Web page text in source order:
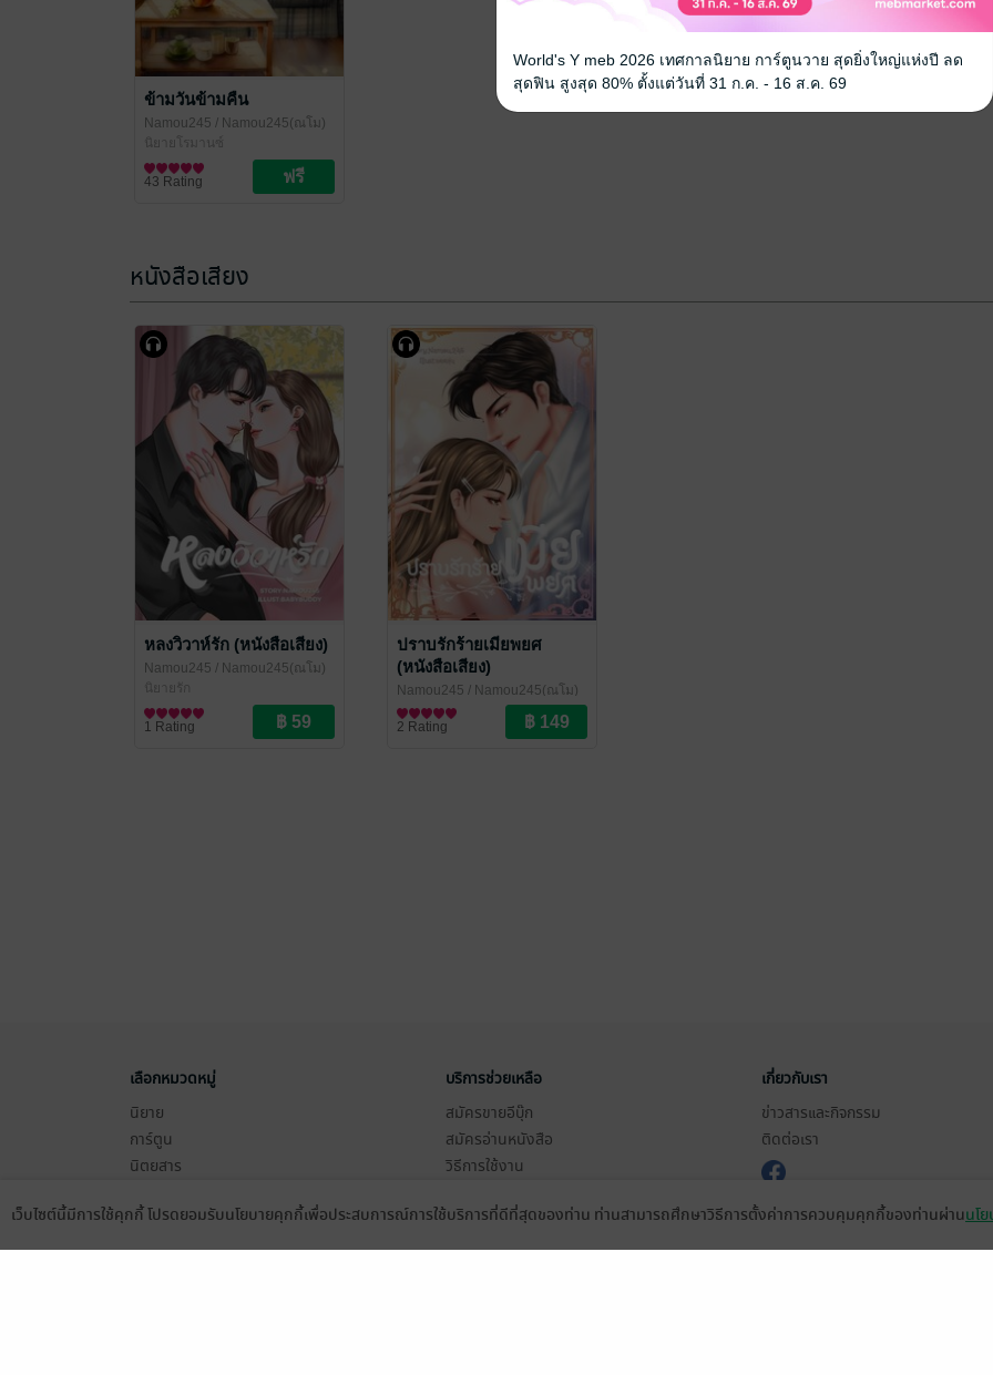
ข้ามวันข้ามคืน
Namou245 / Namou245(ณโม)
นิยายโรมานซ์
43 Rating
หนังสือเสียง
หลงวิวาห์รัก (หนังสือเสียง)
Namou245 / Namou245(ณโม)
นิยายรัก
1 Rating
ปราบรักร้ายเมียพยศ
(หนังสือเสียง)
Namou245 / Namou245(ณโม)
นิยายโรมานซ์
2 Rating
เลือกหมวดหมู่
นิยาย
การ์ตูน
นิตยสาร
หนังสือเสียง
บุฟเฟต์
บริการช่วยเหลือ
สมัครขายอีบุ๊ก
สมัครอ่านหนังสือ
วิธีการใช้งาน
Stamp คืออะไร?
Gift Code คืออะไร?
เกี่ยวกับเรา
ข่าวสารและกิจกรรม
ติดต่อเรา
เว็บไซต์นี้มีการใช้คุกกี้ โปรดยอมรับนโยบายคุกกี้เพื่อประสบการณ์การใช้บริการที่ดีที่สุดของท่าน ท่านสามารถศึกษาวิธีการตั้งค่าการควบคุมคุกกี้ของท่านผ่านนโ
World's Y meb 2026 เทศกาลนิยาย การ์ตูนวาย สุดยิ่งใหญ่แห่งปี ลด
สุดฟิน สูงสุด 80% ตั้งแต่วันที่ 31 ก.ค. - 16 ส.ค. 69